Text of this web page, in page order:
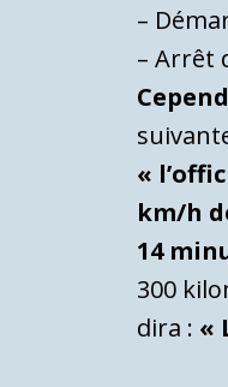
–
– Arrêt
«
km/h
14
300
dira : «